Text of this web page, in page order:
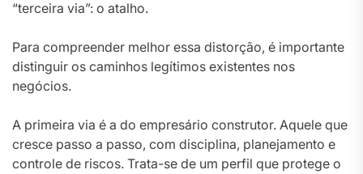
“terceira via”: o atalho.
Para compreender melhor essa distorção, é importante
distinguir os caminhos legítimos existentes nos
negócios.
A primeira via é a do empresário construtor. Aquele que
cresce passo a passo, com disciplina, planejamento e
controle de riscos. Trata-se de um perfil que protege o